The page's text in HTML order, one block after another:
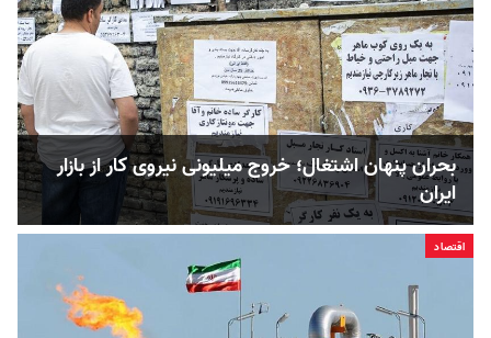
بحران پنهان اشتغال؛ خروج میلیونی نیروی کار از بازار
ایران
اقتصاد